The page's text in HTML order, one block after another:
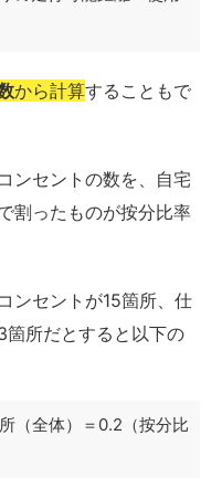
から計算することもで
ンセントの数を、自宅
割ったものが按分比率
ンセントが15箇所、仕
所だとすると以下の
（全体）＝0.2（按分比